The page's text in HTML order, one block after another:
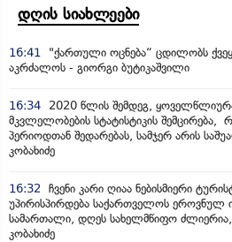
დღის სიახლეები
16:41
"ქართული ოცნება“ ცდილობს
აკრძალოს - გიორგი ბუტიკაშვილი
16:34
2020 წლის შემდეგ,
მკვლელობების სტატისტიკის შემცირება,
პერიოდთან შედარებას, სამჯერ არის
კობახიძე
16:32 ჩვენი კარი ღიაა ნებისმიერი
უპირისპირდება საქართველოს ეროვნულ
სამართალი, დღეს სახელმწიფო
კობახიძე